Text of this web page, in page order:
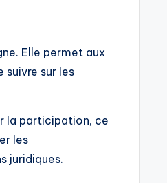
Elle permet aux
sur les
la participation, ce
les
juridiques.